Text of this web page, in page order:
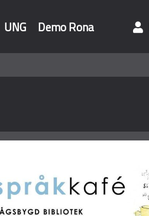
UNG Demo Rona